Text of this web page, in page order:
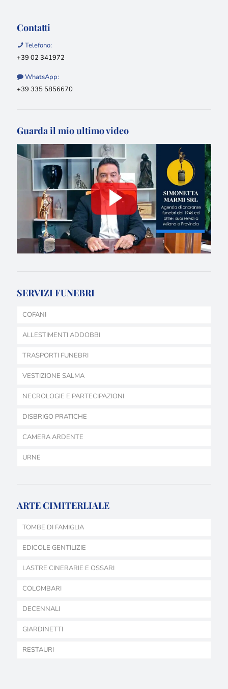
Contatti
Telefono:
+39 02 341972
WhatsApp:
+39 335 5856670
Guarda il mio ultimo video
SERVIZI FUNEBRI
COFANI
ALLESTIMENTI ADDOBBI
TRASPORTI FUNEBRI
VESTIZIONE SALMA
NECROLOGIE E PARTECIPAZIONI
DISBRIGO PRATICHE
CAMERA ARDENTE
URNE
ARTE CIMITERLIALE
TOMBE DI FAMIGLIA
EDICOLE GENTILIZIE
LASTRE CINERARIE E OSSARI
COLOMBARI
DECENNALI
GIARDINETTI
RESTAURI